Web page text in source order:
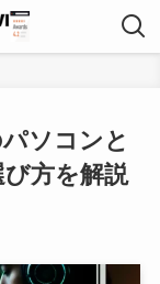
ソコンと
方を解説